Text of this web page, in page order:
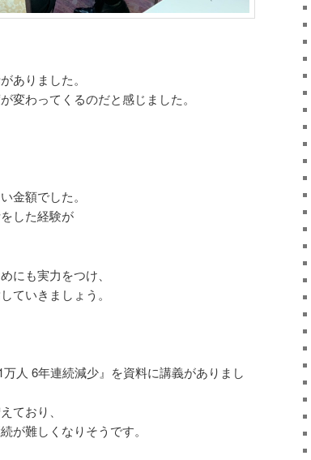
ありました。
変わってくるのだと感じました。
金額でした。
した経験が
にも実力をつけ、
ていきましょう。
人 6年連続減少』を資料に講義がありまし
ており、
が難しくなりそうです。